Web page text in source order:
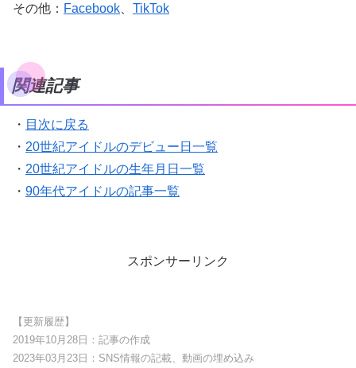
その他： Facebook TikTok
関連記事
・ 目次に戻る
・ 20世紀アイドルのデビュー日一覧
・ 20世紀アイドルの生年月日一覧
・ 90年代アイドルの記事一覧
スポンサーリンク
【更新履歴】
2019年10月28日：記事の作成
2023年03月23日：SNS情報の記載、動画の埋め込み